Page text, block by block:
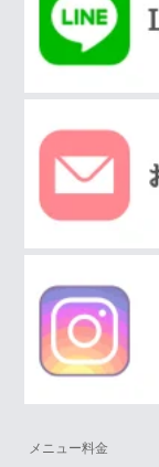
メニュー料金